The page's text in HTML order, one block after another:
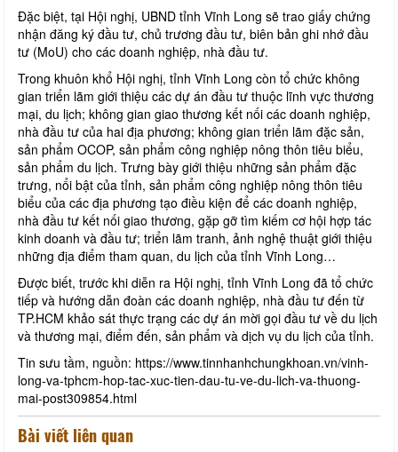
Đặc biệt, tại Hội nghị, UBND tỉnh Vĩnh Long sẽ trao giấy chứng
nhận đăng ký đầu tư, chủ trương đầu tư, biên bản ghi nhớ đầu
tư (MoU) cho các doanh nghiệp, nhà đầu tư.
Trong khuôn khổ Hội nghị, tỉnh Vĩnh Long còn tổ chức không
gian triển lãm giới thiệu các dự án đầu tư thuộc lĩnh vực thương
mại, du lịch; không gian giao thương kết nối các doanh nghiệp,
nhà đầu tư của hai địa phương; không gian triển lãm đặc sản,
sản phẩm OCOP, sản phẩm công nghiệp nông thôn tiêu biểu,
sản phẩm du lịch. Trưng bày giới thiệu những sản phẩm đặc
trưng, nổi bật của tỉnh, sản phẩm công nghiệp nông thôn tiêu
biểu của các địa phương tạo điều kiện để các doanh nghiệp,
nhà đầu tư kết nối giao thương, gặp gỡ tìm kiếm cơ hội hợp tác
kinh doanh và đầu tư; triển lãm tranh, ảnh nghệ thuật giới thiệu
những địa điểm tham quan, du lịch của tỉnh Vĩnh Long…
Được biết, trước khi diễn ra Hội nghị, tỉnh Vĩnh Long đã tổ chức
tiếp và hướng dẫn đoàn các doanh nghiệp, nhà đầu tư đến từ
TP.HCM khảo sát thực trạng các dự án mời gọi đầu tư về du lịch
và thương mại, điểm đến, sản phẩm và dịch vụ du lịch của tỉnh.
Tin sưu tầm, nguồn: https://www.tinnhanhchungkhoan.vn/vinh-
long-va-tphcm-hop-tac-xuc-tien-dau-tu-ve-du-lich-va-thuong-
mai-post309854.html
Bài viết liên quan